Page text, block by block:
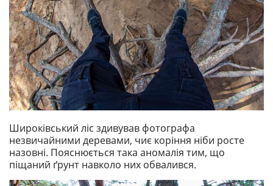
Широківський ліс здивував фотографа
незвичайними деревами, чиє коріння ніби росте
назовні. Пояснюється така аномалія тим, що
піщаний ґрунт навколо них обвалився.